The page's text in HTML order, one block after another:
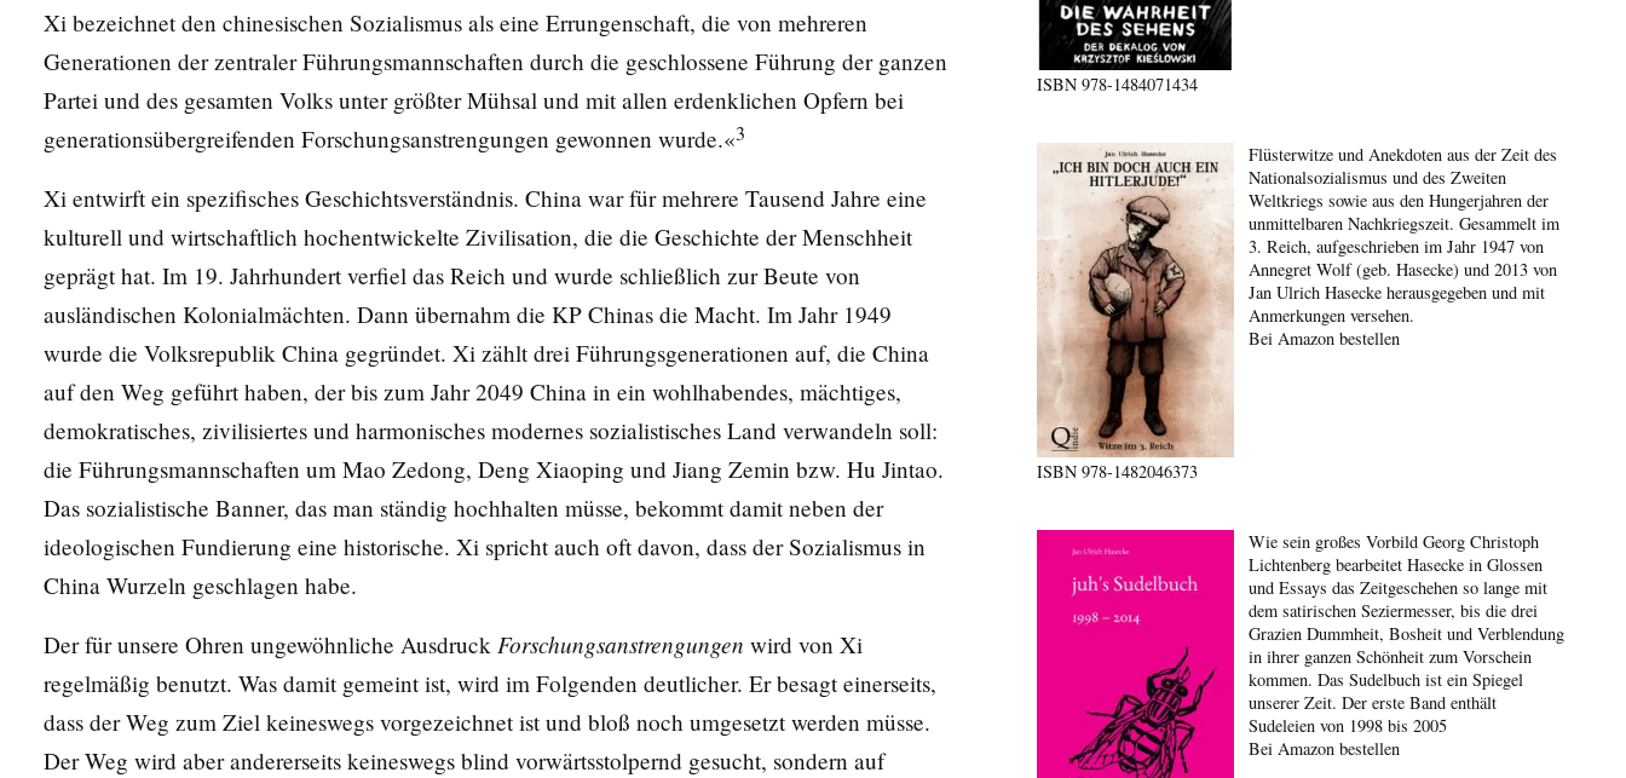
Xi bezeichnet den chinesischen Sozialismus als eine Errungenschaft, die von mehreren
Generationen der zentraler Führungsmannschaften durch die geschlossene Führung der ganzen
Partei und des gesamten Volks unter größter Mühsal und mit allen erdenklichen Opfern bei
generationsübergreifenden Forschungsanstrengungen gewonnen wurde.«3
Xi entwirft ein spezifisches Geschichtsverständnis. China war für mehrere Tausend Jahre eine
kulturell und wirtschaftlich hochentwickelte Zivilisation, die die Geschichte der Menschheit
geprägt hat. Im 19. Jahrhundert verfiel das Reich und wurde schließlich zur Beute von
ausländischen Kolonialmächten. Dann übernahm die KP Chinas die Macht. Im Jahr 1949
wurde die Volksrepublik China gegründet. Xi zählt drei Führungsgenerationen auf, die China
auf den Weg geführt haben, der bis zum Jahr 2049 China in ein wohlhabendes, mächtiges,
demokratisches, zivilisiertes und harmonisches modernes sozialistisches Land verwandeln soll:
die Führungsmannschaften um Mao Zedong, Deng Xiaoping und Jiang Zemin bzw. Hu Jintao.
Das sozialistische Banner, das man ständig hochhalten müsse, bekommt damit neben der
ideologischen Fundierung eine historische. Xi spricht auch oft davon, dass der Sozialismus in
China Wurzeln geschlagen habe.
Der für unsere Ohren ungewöhnliche Ausdruck Forschungsanstrengungen wird von Xi
regelmäßig benutzt. Was damit gemeint ist, wird im Folgenden deutlicher. Er besagt einerseits,
dass der Weg zum Ziel keineswegs vorgezeichnet ist und bloß noch umgesetzt werden müsse.
Der Weg wird aber andererseits keineswegs blind vorwärtsstolpernd gesucht, sondern auf
ISBN978-1484071434
ISBN978-1482046373
Flüsterwitze und Anekdoten aus der Zeit des
Nationalsozialismus und des Zweiten
Weltkriegs sowie aus den Hungerjahren der
unmittelbaren Nachkriegszeit. Gesammelt im
3. Reich, aufgeschrieben im Jahr 1947 von
Annegret Wolf (geb. Hasecke) und 2013 von
Jan Ulrich Hasecke herausgegeben und mit
Anmerkungen versehen.
Bei Amazon bestellen
Wie sein großes Vorbild Georg Christoph
Lichtenberg bearbeitet Hasecke in Glossen
und Essays das Zeitgeschehen so lange mit
dem satirischen Seziermesser, bis die drei
Grazien Dummheit, Bosheit und Verblendung
in ihrer ganzen Schönheit zum Vorschein
kommen. Das Sudelbuch ist ein Spiegel
unserer Zeit. Der erste Band enthält
Sudeleien von 1998 bis 2005
Bei Amazon bestellen